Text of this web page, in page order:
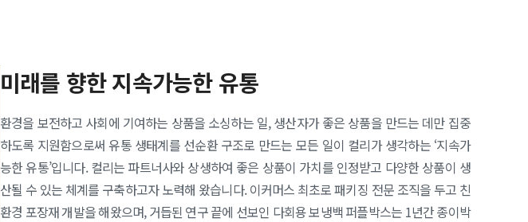
미래를 향한 지속가능한 유통
환경을 보전하고 사회에 기여하는 상품을 소싱하는 일, 생산자가 좋은 상품을 만드는 데만 집중
하도록 지원함으로써 유통 생태계를 선순환 구조로 만드는 모든 일이 컬리가 생각하는 ‘지속가
능한 유통’입니다. 컬리는 파트너사와 상생하여 좋은 상품이 가치를 인정받고 다양한 상품이 생
산될 수 있는 체계를 구축하고자 노력해 왔습니다. 이커머스 최초로 패키징 전문 조직을 두고 친
환경 포장재 개발을 해왔으며, 거듭된 연구 끝에 선보인 다회용 보냉백 퍼플박스는 1년간 종이박